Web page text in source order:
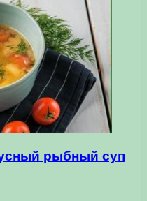
рыбный суп